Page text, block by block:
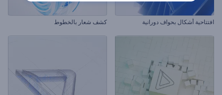
افتتاحية أشكال بحواف دورانية كشف شعار بالخطوط